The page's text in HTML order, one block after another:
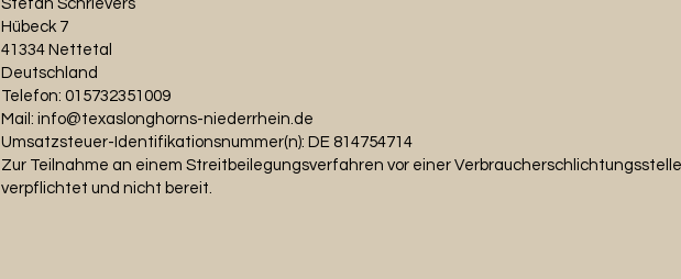
Stefan Schrievers
Hübeck 7
41334 Nettetal
Deutschland
Telefon: 015732351009
Mail: info@texaslonghorns-niederrhein.de
Umsatzsteuer-Identifikationsnummer(n): DE 814754714
Zur Teilnahme an einem Streitbeilegungsverfahren vor einer
verpflichtet und nicht bereit.